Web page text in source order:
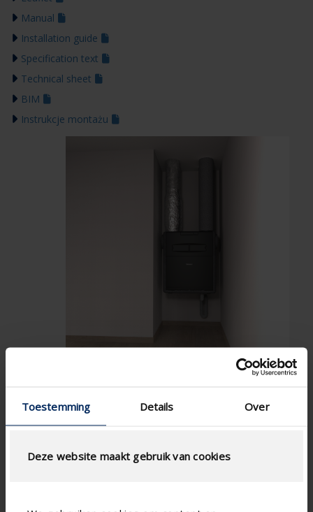
Toestemming Details Over
Deze website maakt gebruik van cookies
Manual
Installation guide
Specification text
Technical sheet
BIM
Instrukcje montażu